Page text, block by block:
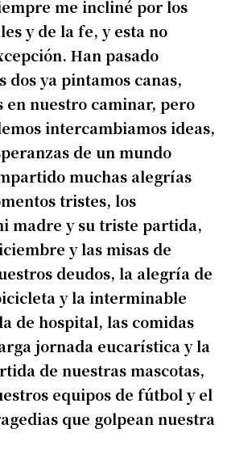
me incliné por los
y de la fe, y esta no
Han pasado
dos ya pintamos canas,
en nuestro caminar, pero
intercambiamos ideas,
de un mundo
muchas alegrías
tristes, los
madre y su triste partida,
y las misas de
deudos, la alegría de
y la interminable
de hospital, las comidas
jornada eucarística y la
de nuestras mascotas,
equipos de fútbol y el
que golpean nuestra